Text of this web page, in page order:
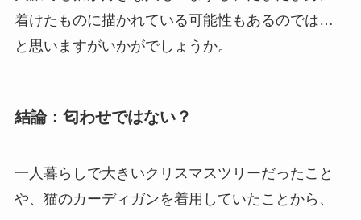
着けたものに描かれている可能性もあるのでは…
と思いますがいかがでしょうか。
結論：匂わせではない？
一人暮らしで大きいクリスマスツリーだったこと
や、猫のカーディガンを着用していたことから、